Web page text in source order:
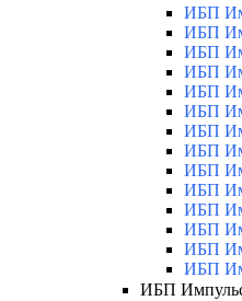
ИБП
ИБП
ИБП
ИБП
ИБП
ИБП
ИБП
ИБП
ИБП
ИБП
ИБП
ИБП
ИБП
ИБП
ИБП